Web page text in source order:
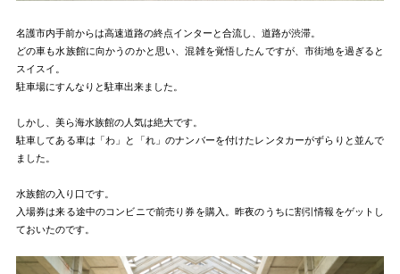
名護市内手前からは高速道路の終点インターと合流し、道路が渋滞。
どの車も水族館に向かうのかと思い、混雑を覚悟したんですが、市街地を過ぎると
スイスイ。
駐車場にすんなりと駐車出来ました。
しかし、美ら海水族館の人気は絶大です。
駐車してある車は「わ」と「れ」のナンバーを付けたレンタカーがずらりと並んで
ました。
水族館の入り口です。
入場券は来る途中のコンビニで前売り券を購入。昨夜のうちに割引情報をゲットし
ておいたのです。